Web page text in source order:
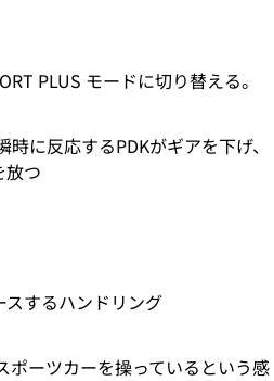
PLUS モードに切り替える。
に反応するPDKがギアを下げ、
放つ
スするハンドリング
ポーツカーを操っているという感